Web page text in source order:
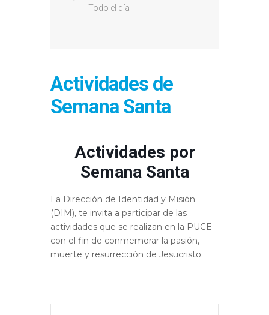
Todo el día
Actividades de
Semana Santa
Actividades por
Semana Santa
La Dirección de Identidad y Misión
(DIM), te invita a participar de las
actividades que se realizan en la PUCE
con el fin de conmemorar la pasión,
muerte y resurrección de Jesucristo.